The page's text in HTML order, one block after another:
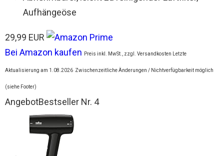
Aufhängeöse
29,99 EUR
Bei Amazon kaufen
Preis inkl. MwSt., zzgl. Versandkosten Letzte
Aktualisierung am 1.08.2026 Zwischenzeitliche Änderungen / Nichtverfügbarkeit möglich
(siehe Footer)
AngebotBestseller Nr. 4